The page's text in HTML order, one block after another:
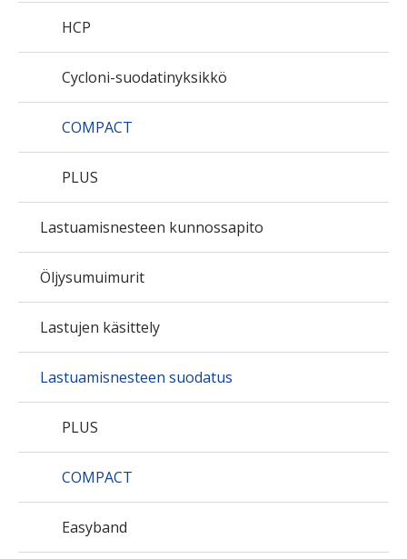
HCP
Cycloni-suodatinyksikkö
COMPACT
PLUS
Lastuamisnesteen kunnossapito
Öljysumuimurit
Lastujen käsittely
Lastuamisnesteen suodatus
PLUS
COMPACT
Easyband